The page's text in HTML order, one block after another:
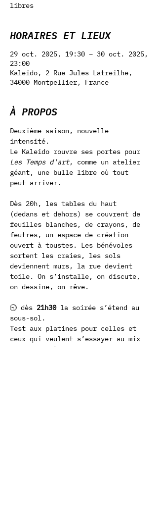
libres
HORAIRES ET LIEUX
29 oct. 2025, 19:30 – 30 oct. 2025,
23:00
Kaleido, 2 Rue Jules Latreilhe,
34000 Montpellier, France
À PROPOS
Deuxième saison, nouvelle
intensité.
Le Kaleido rouvre ses portes pour
Les Temps d'art, comme un atelier
géant, une bulle libre où tout
peut arriver.
Dès 20h, les tables du haut
(dedans et dehors) se couvrent de
feuilles blanches, de crayons, de
feutres, un espace de création
ouvert à toustes. Les bénévoles
sortent les craies, les sols
deviennent murs, la rue devient
toile. On s’installe, on discute,
on dessine, on rêve.
🕤 dès 21h30 la soirée s’étend au
sous-sol.
Test aux platines pour celles et
ceux qui veulent s’essayer au mix
ou aux lumières.